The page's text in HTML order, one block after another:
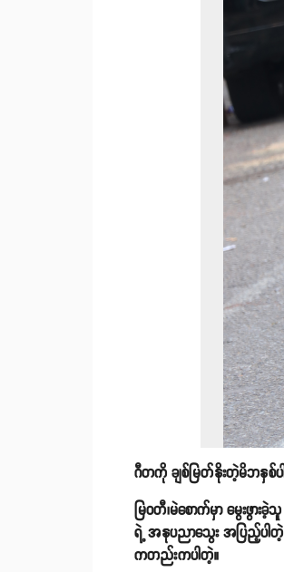
ဂီတကို ချစ်မြတ်နိုးတဲ့မိဘနှစ်ပ
မြဝတီ၊မဲစောက်မှာ မွေးဖွာ
ရဲ့ အနုပညာသွေး အပြည့်ပါ
ကတည်းကပါတဲ့။